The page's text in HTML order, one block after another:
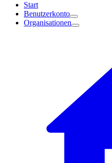
Start
Benutzerkonto
Organisationen